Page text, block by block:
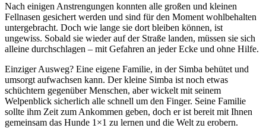
Nach einigen Anstrengungen konnten alle großen und kleinen
Fellnasen gesichert werden und sind für den Moment wohlbehalten
untergebracht. Doch wie lange sie dort bleiben können, ist
ungewiss. Sobald sie wieder auf der Straße landen, müssen sie sich
alleine durchschlagen – mit Gefahren an jeder Ecke und ohne Hilfe.
Einziger Ausweg? Eine eigene Familie, in der Simba behütet und
umsorgt aufwachsen kann. Der kleine Simba ist noch etwas
schüchtern gegenüber Menschen, aber wickelt mit seinem
Welpenblick sicherlich alle schnell um den Finger. Seine Familie
sollte ihm Zeit zum Ankommen geben, doch er ist bereit mit Ihnen
gemeinsam das Hunde 1×1 zu lernen und die Welt zu erobern.